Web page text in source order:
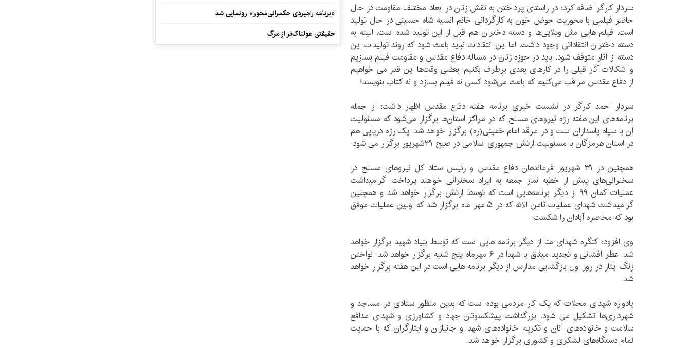
سردار کارگر اضافه کرد: در راستای پرداختن به نقش زنان در ابعاد مختلف مقاومت در حال
حاضر فیلمی با محوریت حوض خون به کارگردانی خانم انسیه شاه حسینی در حال تولید
است. فیلم هایی مثل ویلایی‌ها و دسته دختران هم قبل از این تولید شده است. البته به
دسته دختران انتقاداتی وجود داشت. اما این انتقادات نباید باعث شود که روند تولیدات این
دسته از آثار متوقف شود. باید در حوزه زنان در مساله دفاع مقدس و مقاومت فیلم بسازیم
و اشکالات آثار قبلی را در کارهای بعدی برطرف بکنیم. بعضی وقت‌ها این قدر می خواهیم
از دفاع مقدس مراقب می‌کنیم که باعث می‌شود کسی نه فیلم بسازد و نه کتاب بنویسد!
سردار احمد کارگر در نشست خبری برنامه هفته دفاع مقدس اظهار داشت: از جمله
برنامه‌های این هفته رژه نیروهای مسلح که در مراکز استان‌ها برگزار می‌شود که مسئولیت
آن با سپاه پاسداران است و در مرقد امام خمینی(ره) برگزار خواهد شد. یک رژه دریایی هم
در استان هرمزگان با مسئولیت ارتش جمهوری اسلامی در صبح ۳۱شهریور برگزار می شود.
همچنین در ۳۱ شهریور فرماندهان دفاع مقدس و رئیس ستاد کل نیروهای مسلح در
سخنرانی‌های پیش از خطبه نماز جمعه به ایراد سخنرانی خواهند پرداخت. گرامیداشت
عملیات کمان ۹۹ از دیگر برنامه‌هایی است که توسط ارتش برگزار خواهد شد و همچنین
گرامیداشت شهدای عملیات ثامن الائه که در ۵ مهر ماه برگزار شد که اولین عملیات موفق
بود که محاصره آبادان را شکست.
وی افزود: کنگره شهدای منا از دیگر برنامه هایی است که توسط بنیاد شهید برگزار خواهد
شد. عطر افشانی و تجدید میثاق با شهدا در ۶ مهرماه پنج شنبه برگزار خواهد شد. نواختن
زنگ ایثار در روز اول بازگشایی مدارس از دیگر برنامه هایی است در این هفته برگزار خواهد
شد.
یادواره شهدای محلات که یک کار مردمی بوده است که بدین منظور ستادی در مساجد و
شهرداری‌ها تشکیل می شود. بزرگداشت پیشکسوتان جهاد و کشاورزی و شهدای مدافع
سلامت و خانواده‌های آنان و تکریم خانواده‌های شهدا و جانبازان و ایثارگران که با حمایت
تمام دستگاه‌های لشکری و کشوری برگزار خواهد شد.
«برنامه راهبردی حکمرانی‌محور» رونمایی شد
حقیقتی هولناک‌تر از مرگ